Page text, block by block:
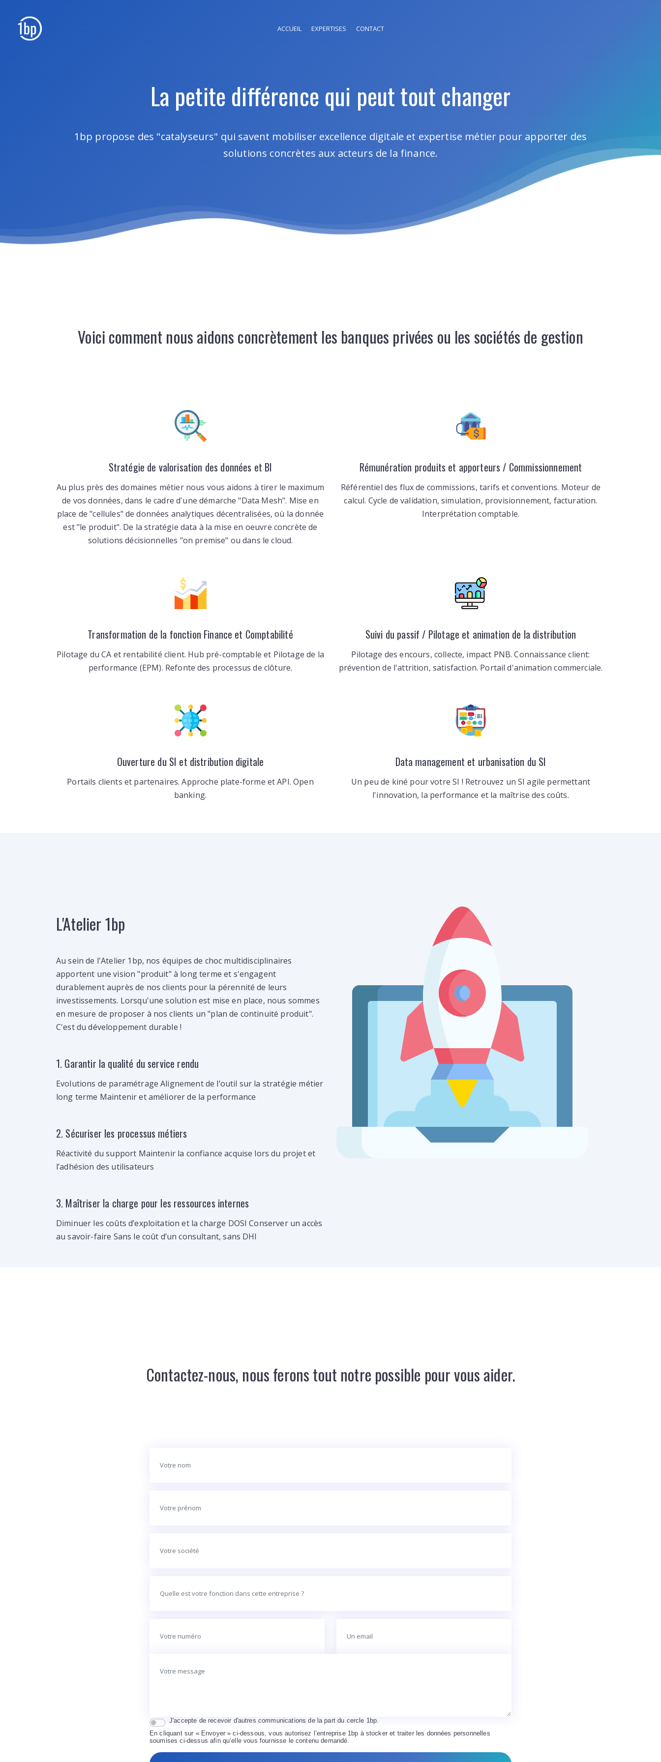
ACCUEIL EXPERTISES CONTACT
La petite différence qui peut tout changer
1bp propose des "catalyseurs" qui savent mobiliser excellence digitale et expertise métier pour apporter des
solutions concrètes aux acteurs de la finance.
Voici comment nous aidons concrètement les banques privées ou les sociétés de gestion
Stratégie de valorisation des données et BI
Au plus près des domaines métier nous vous aidons à tirer le maximum
de vos données, dans le cadre d'une démarche "Data Mesh". Mise en
place de "cellules" de données analytiques décentralisées, où la donnée
est "le produit". De la stratégie data à la mise en oeuvre concrète de
solutions décisionnelles "on premise" ou dans le cloud.
Rémunération produits et apporteurs / Commissionnement
Référentiel des flux de commissions, tarifs et conventions. Moteur de
calcul. Cycle de validation, simulation, provisionnement, facturation.
Interprétation comptable.
Transformation de la fonction Finance et Comptabilité
Pilotage du CA et rentabilité client. Hub pré-comptable et Pilotage de la
performance (EPM). Refonte des processus de clôture.
Suivi du passif / Pilotage et animation de la distribution
Pilotage des encours, collecte, impact PNB. Connaissance client:
prévention de l'attrition, satisfaction. Portail d'animation commerciale.
Ouverture du SI et distribution digitale
Portails clients et partenaires. Approche plate-forme et API. Open
banking.
Data management et urbanisation du SI
Un peu de kiné pour votre SI ! Retrouvez un SI agile permettant
l'innovation, la performance et la maîtrise des coûts.
L'Atelier 1bp
Au sein de l'Atelier 1bp, nos équipes de choc multidisciplinaires
apportent une vision "produit" à long terme et s'engagent
durablement auprès de nos clients pour la pérennité de leurs
investissements. Lorsqu'une solution est mise en place, nous sommes
en mesure de proposer à nos clients un "plan de continuité produit".
C'est du développement durable !
1. Garantir la qualité du service rendu
Evolutions de paramétrage Alignement de l’outil sur la stratégie métier
long terme Maintenir et améliorer de la performance
2. Sécuriser les processus métiers
Réactivité du support Maintenir la confiance acquise lors du projet et
l’adhésion des utilisateurs
3. Maîtriser la charge pour les ressources internes
Diminuer les coûts d’exploitation et la charge DOSI Conserver un accès
au savoir-faire Sans le coût d’un consultant, sans DHI
Contactez-nous, nous ferons tout notre possible pour vous aider.
J'accepte de recevoir d'autres communications de la part du cercle 1bp.
En cliquant sur « Envoyer » ci-dessous, vous autorisez l’entreprise 1bp à stocker et traiter les données personnelles
soumises ci-dessus afin qu’elle vous fournisse le contenu demandé.